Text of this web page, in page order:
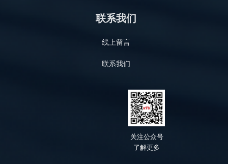
联系我们
线上留言
联系我们
关注公众号
了解更多